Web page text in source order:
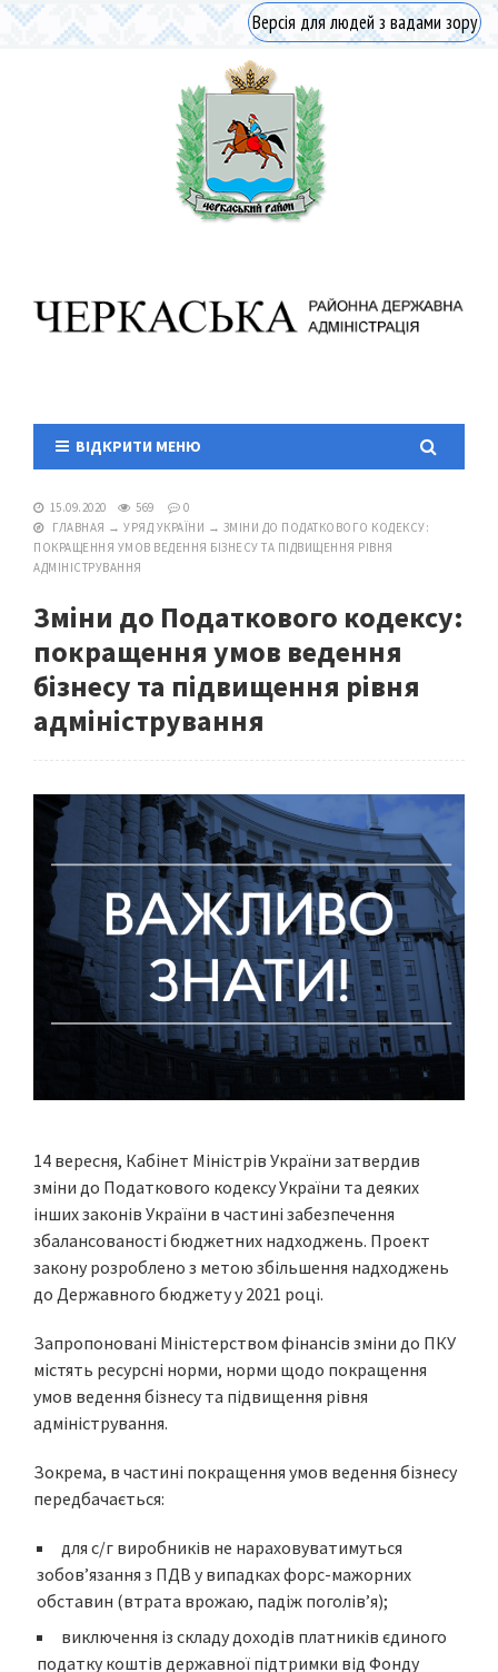
Версія для людей з вадами зору
ВІДКРИТИ МЕНЮ
15.09.2020 569
0
ГЛАВНАЯ → УРЯД УКРАЇНИ → ЗМІНИ ДО ПОДАТКОВОГО КОДЕКСУ:
ПОКРАЩЕННЯ УМОВ ВЕДЕННЯ БІЗНЕСУ ТА ПІДВИЩЕННЯ РІВНЯ
АДМІНІСТРУВАННЯ
Зміни до Податкового кодексу:
покращення умов ведення
бізнесу та підвищення рівня
адміністрування
14 вересня, Кабінет Міністрів України затвердив
зміни до Податкового кодексу України та деяких
інших законів України в частині забезпечення
збалансованості бюджетних надходжень. Проект
закону розроблено з метою збільшення надходжень
до Державного бюджету у 2021 році.
Запропоновані Міністерством фінансів зміни до ПКУ
містять ресурсні норми, норми щодо покращення
умов ведення бізнесу та підвищення рівня
адміністрування.
Зокрема, в частині покращення умов ведення бізнесу
передбачається:
для с/г виробників не нараховуватимуться
зобов’язання з ПДВ у випадках форс-мажорних
обставин (втрата врожаю, падіж поголів’я);
виключення із складу доходів платників єдиного
податку коштів державної підтримки від Фонду